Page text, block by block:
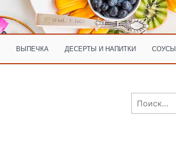
ВЫПЕЧКА ДЕСЕРТЫ И НАПИТКИ СОУСЫ
Найти: